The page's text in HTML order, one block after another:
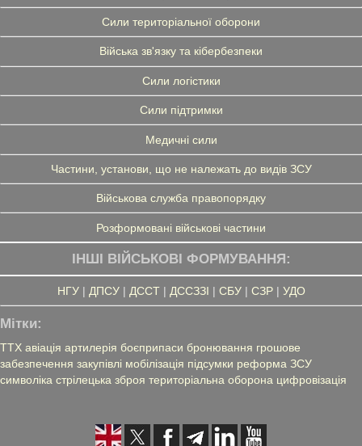
Сили територіальної оборони
Війська зв'язку та кібербезпеки
Сили логістики
Сили підтримки
Медичні сили
Частини, установи, що не належать до видів ЗСУ
Військова служба правопорядку
Розформовані військові частини
ІНШІ ВІЙСЬКОВІ ФОРМУВАННЯ:
НГУ| ДПСУ| ДССТ| ДССЗЗІ | СБУ| СЗР| УДО
Мітки:
ТТХ авіація артилерія боєприпаси бронювання грошове
забезпечення закупівлі мобілізація підсумки реформа ЗСУ
символіка стрілецька зброя територіальна оборона цифровізація